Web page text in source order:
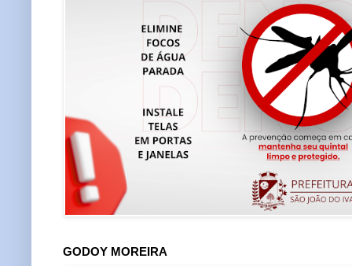
GODOY MOREIRA